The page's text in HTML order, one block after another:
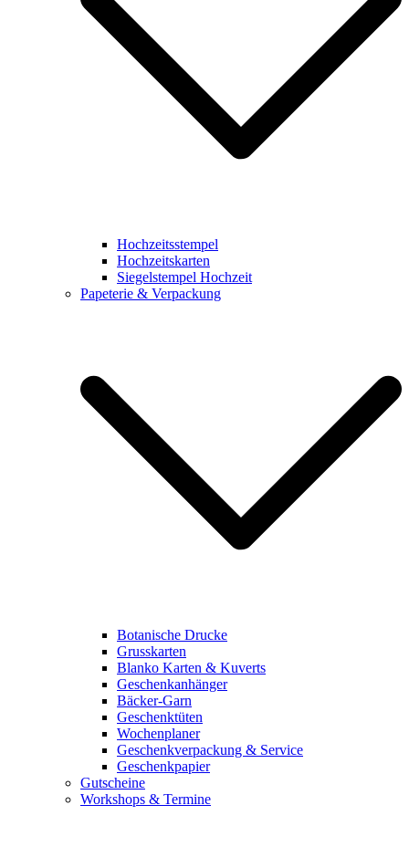
Hochzeitsstempel
Hochzeitskarten
Siegelstempel Hochzeit
Papeterie & Verpackung
Botanische Drucke
Grusskarten
Blanko Karten & Kuverts
Geschenkanhänger
Bäcker-Garn
Geschenktüten
Wochenplaner
Geschenkverpackung & Service
Geschenkpapier
Gutscheine
Workshops & Termine